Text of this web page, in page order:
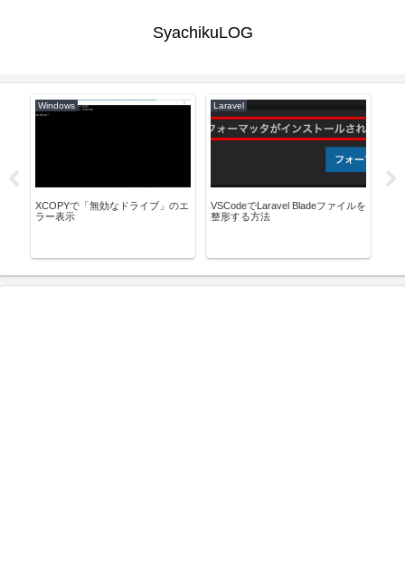
SyachikuLOG
Windows
XCOPYで「無効なドライブ」のエ
ラー表示
Laravel
VSCodeでLaravel Bladeファイルを
整形する方法